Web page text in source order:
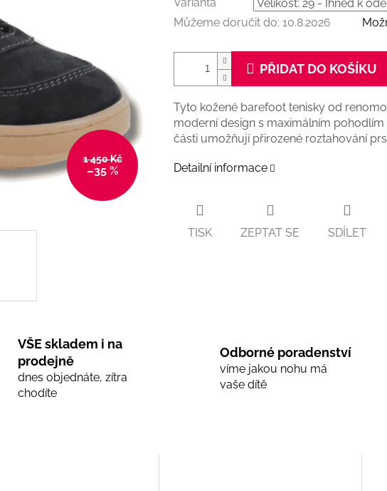
1 450 Kč
–35 %
Varianta
Můžeme doručit do: 10.8.2026
PŘIDAT DO KOŠÍKU
Tyto kožené barefoot tenisky od
moderní design s maximálním
části umožňují přirozené roztahování
Detailní informace
TISK ZEPTAT SE SDÍLET
VŠE skladem i na
prodejně
dnes objednáte, zítra
chodíte
Odborné poradenství
víme jakou nohu má
vaše dítě